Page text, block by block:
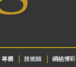
專欄 技術談 網絡博彩